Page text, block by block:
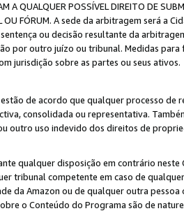
A QUALQUER POSSÍVEL DIREITO DE
OU FÓRUM. A sede da arbitragem será a
ou decisão resultante da
por outro juízo ou tribunal. Medidas
jurisdição sobre as partes ou seus ativos.
estão de acordo que qualquer processo
consolidada ou representativa.
outro uso indevido dos direitos de
qualquer disposição em contrário
tribunal competente em caso de
da Amazon ou de qualquer outra
o Conteúdo do Programa são de